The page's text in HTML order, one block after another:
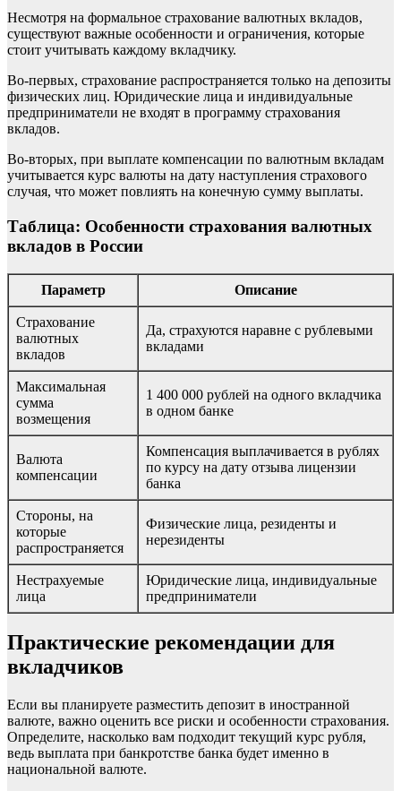
Несмотря на формальное страхование валютных вкладов,
существуют важные особенности и ограничения, которые
стоит учитывать каждому вкладчику.
Во-первых, страхование распространяется только на депозиты
физических лиц. Юридические лица и индивидуальные
предприниматели не входят в программу страхования
вкладов.
Во-вторых, при выплате компенсации по валютным вкладам
учитывается курс валюты на дату наступления страхового
случая, что может повлиять на конечную сумму выплаты.
Таблица: Особенности страхования валютных
вкладов в России
Параметр Описание
Страхование
валютных
вкладов
Да, страхуются наравне с рублевыми
вкладами
Максимальная
сумма
возмещения
1 400 000 рублей на одного вкладчика
в одном банке
Валюта
компенсации
Компенсация выплачивается в рублях
по курсу на дату отзыва лицензии
банка
Стороны, на
которые
распространяется
Физические лица, резиденты и
нерезиденты
Нестрахуемые
лица
Юридические лица, индивидуальные
предприниматели
Практические рекомендации для
вкладчиков
Если вы планируете разместить депозит в иностранной
валюте, важно оценить все риски и особенности страхования.
Определите, насколько вам подходит текущий курс рубля,
ведь выплата при банкротстве банка будет именно в
национальной валюте.